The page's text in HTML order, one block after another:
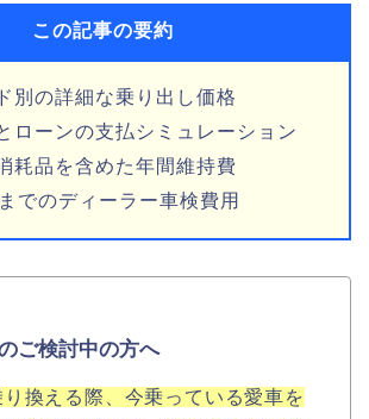
この記事の要約
別の詳細な乗り出し価格
ローンの支払シミュレーション
耗品を含めた年間維持費
でのディーラー車検費用
ご検討中の方へ
換える際、今乗っている愛車を